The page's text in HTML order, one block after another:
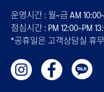
운영시간 : 월~금 AM
점심시간 : PM 12:00~PM
*공휴일은 고객상담실 휴